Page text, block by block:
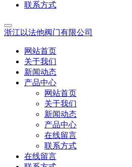
联系方式
浙江以法他阀门有限公司
网站首页
关于我们
新闻动态
产品中心
网站首页
关于我们
新闻动态
产品中心
在线留言
联系方式
在线留言